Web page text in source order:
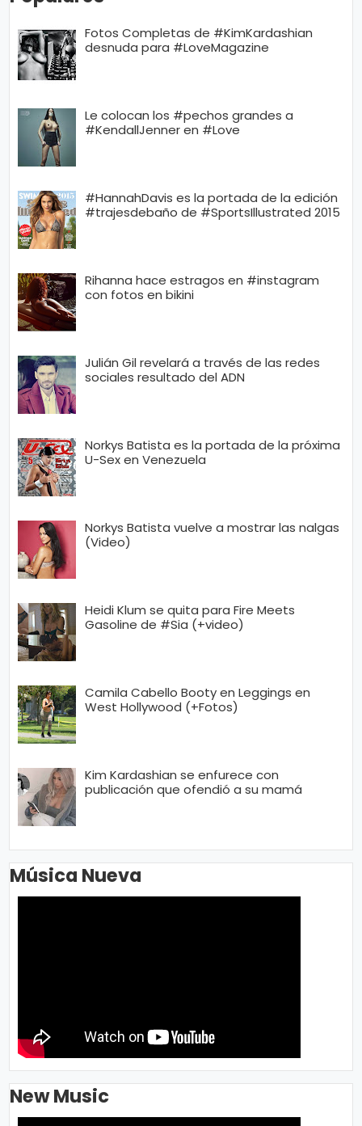
Fotos Completas de #KimKardashian
desnuda para #LoveMagazine
Le colocan los #pechos grandes a
#KendallJenner en #Love
#HannahDavis es la portada de la edición
#trajesdebaño de #SportsIllustrated 2015
Rihanna hace estragos en #instagram
con fotos en bikini
Julián Gil revelará a través de las redes
sociales resultado del ADN
Norkys Batista es la portada de la próxima
U-Sex en Venezuela
Norkys Batista vuelve a mostrar las nalgas
(Video)
Heidi Klum se quita para Fire Meets
Gasoline de #Sia (+video)
Camila Cabello Booty en Leggings en
West Hollywood (+Fotos)
Kim Kardashian se enfurece con
publicación que ofendió a su mamá
Música Nueva
New Music